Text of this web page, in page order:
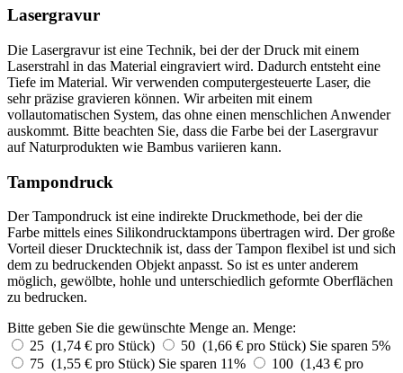
Lasergravur
Die Lasergravur ist eine Technik, bei der der Druck mit einem
Laserstrahl in das Material eingraviert wird. Dadurch entsteht eine
Tiefe im Material. Wir verwenden computergesteuerte Laser, die
sehr präzise gravieren können. Wir arbeiten mit einem
vollautomatischen System, das ohne einen menschlichen Anwender
auskommt. Bitte beachten Sie, dass die Farbe bei der Lasergravur
auf Naturprodukten wie Bambus variieren kann.
Tampondruck
Der Tampondruck ist eine indirekte Druckmethode, bei der die
Farbe mittels eines Silikondrucktampons übertragen wird. Der große
Vorteil dieser Drucktechnik ist, dass der Tampon flexibel ist und sich
dem zu bedruckenden Objekt anpasst. So ist es unter anderem
möglich, gewölbte, hohle und unterschiedlich geformte Oberflächen
zu bedrucken.
Bitte geben Sie die gewünschte Menge an. Menge:
25 (1,74 € pro Stück)
50 (1,66 € pro Stück) Sie sparen 5%
75 (1,55 € pro Stück) Sie sparen 11%
100 (1,43 € pro